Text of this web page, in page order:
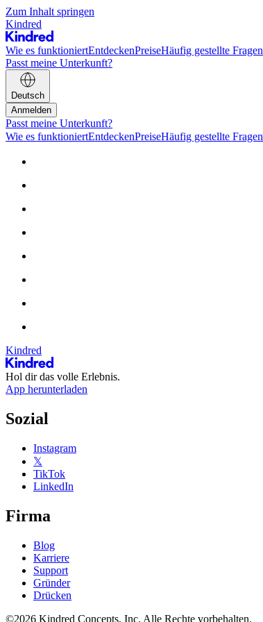
Zum Inhalt springen
Kindred
Wie es funktioniertEntdeckenPreiseHäufig gestellte Fragen
Passt meine Unterkunft?
Deutsch
Anmelden
Passt meine Unterkunft?
Wie es funktioniertEntdeckenPreiseHäufig gestellte Fragen
Kindred
Hol dir das volle Erlebnis.
App herunterladen
Sozial
Instagram
𝕏
TikTok
LinkedIn
Firma
Blog
Karriere
Support
Gründer
Drücken
©2026 Kindred Concepts, Inc. Alle Rechte vorbehalten.